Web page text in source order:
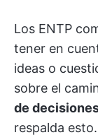
Los ENTP
tener en
ideas o
sobre el
de
respalda esto.